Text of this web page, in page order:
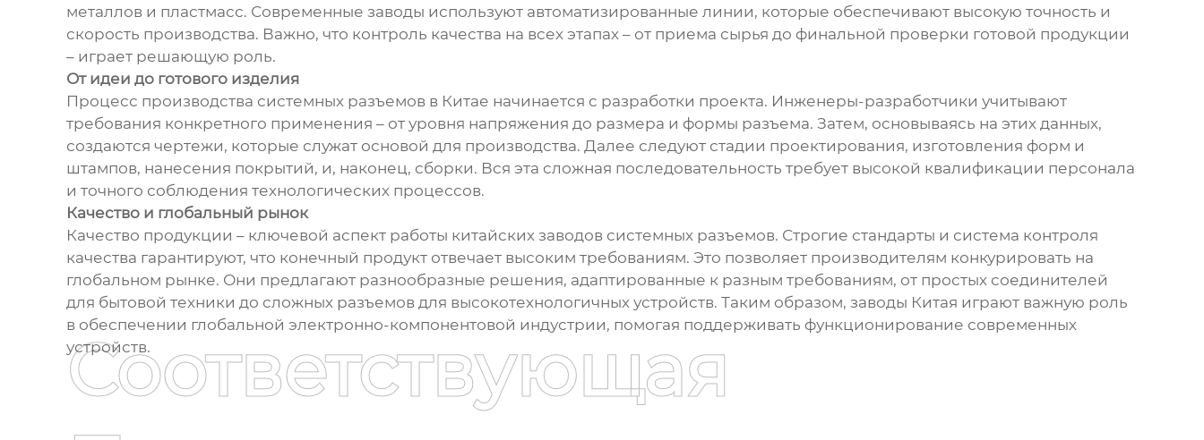
металлов и пластмасс. Современные заводы используют автоматизированные линии, которые обеспечивают высокую точность и
скорость производства. Важно, что контроль качества на всех этапах – от приема сырья до финальной проверки готовой продукции
– играет решающую роль.
От идеи до готового изделия
Процесс производства системных разъемов в Китае начинается с разработки проекта. Инженеры-разработчики учитывают
требования конкретного применения – от уровня напряжения до размера и формы разъема. Затем, основываясь на этих данных,
создаются чертежи, которые служат основой для производства. Далее следуют стадии проектирования, изготовления форм и
штампов, нанесения покрытий, и, наконец, сборки. Вся эта сложная последовательность требует высокой квалификации персонала
и точного соблюдения технологических процессов.
Качество и глобальный рынок
Качество продукции – ключевой аспект работы китайских заводов системных разъемов. Строгие стандарты и система контроля
качества гарантируют, что конечный продукт отвечает высоким требованиям. Это позволяет производителям конкурировать на
глобальном рынке. Они предлагают разнообразные решения, адаптированные к разным требованиям, от простых соединителей
для бытовой техники до сложных разъемов для высокотехнологичных устройств. Таким образом, заводы Китая играют важную роль
в обеспечении глобальной электронно-компонентовой индустрии, помогая поддерживать функционирование современных
устройств.
Соответствующая